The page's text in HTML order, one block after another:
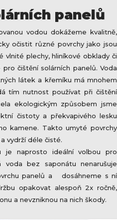
panelů
vodou dokážeme kvalitně,
očistit různé povrchy jako jsou
vlnité plechy, hliníkové obklady či
čištění solárních panelů. Voda
látek a křemíku má mnohem
tím nutnost používat při čištění
ekologickým způsobem jsme
čistoty a překvapivého lesku
kamene. Takto umyté povrchy
vydrží déle čisté.
je naprosto ideální volbou pro
voda bez saponátu nenarušuje
panelů a dosáhneme s ní
opakovat alespoň 2x ročně,
a nevzniknou na nich škody.